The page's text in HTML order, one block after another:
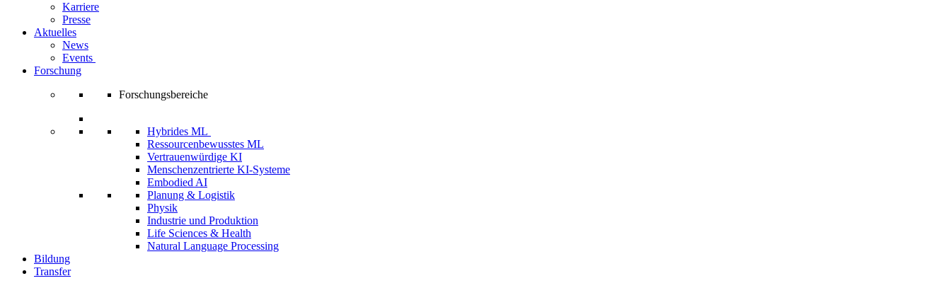
Karriere
Presse
Aktuelles
News
Events
Forschung
Forschungsbereiche
Hybrides ML
Ressourcenbewusstes ML
Vertrauenwürdige KI
Menschenzentrierte KI-Systeme
Embodied AI
Planung & Logistik
Physik
Industrie und Produktion
Life Sciences & Health
Natural Language Processing
Bildung
Transfer